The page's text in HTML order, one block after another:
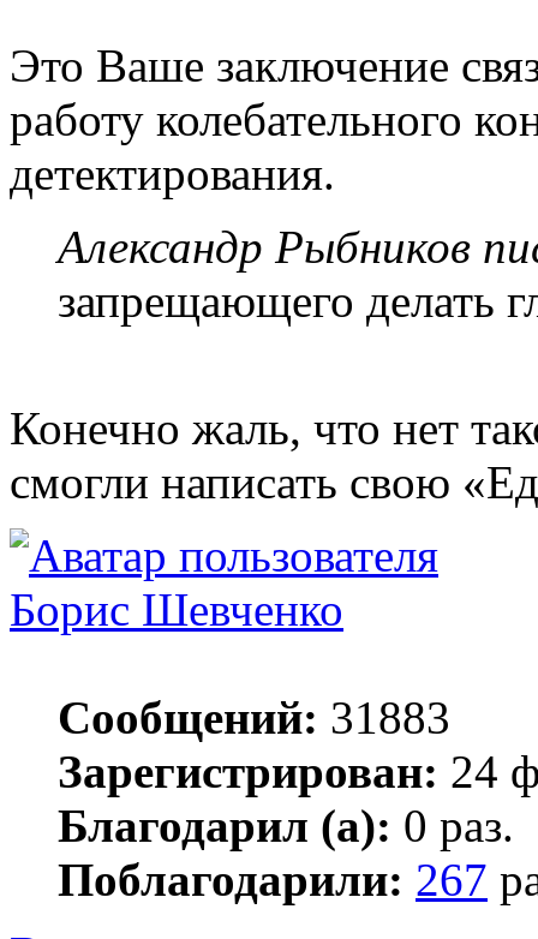
Это Ваше заключение
работу колебательного
детектирования.
Александр Рыбников
запрещающего делать
Конечно жаль, что нет
смогли написать свою
Борис Шевченко
Сообщений: 31883
Зарегистрирован: 24
Благодарил (а): 0 раз.
Поблагодарили: 267